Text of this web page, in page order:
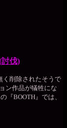
伐)
く削除されたそうで
ン作品が犠牲にな
『BOOTH』では、